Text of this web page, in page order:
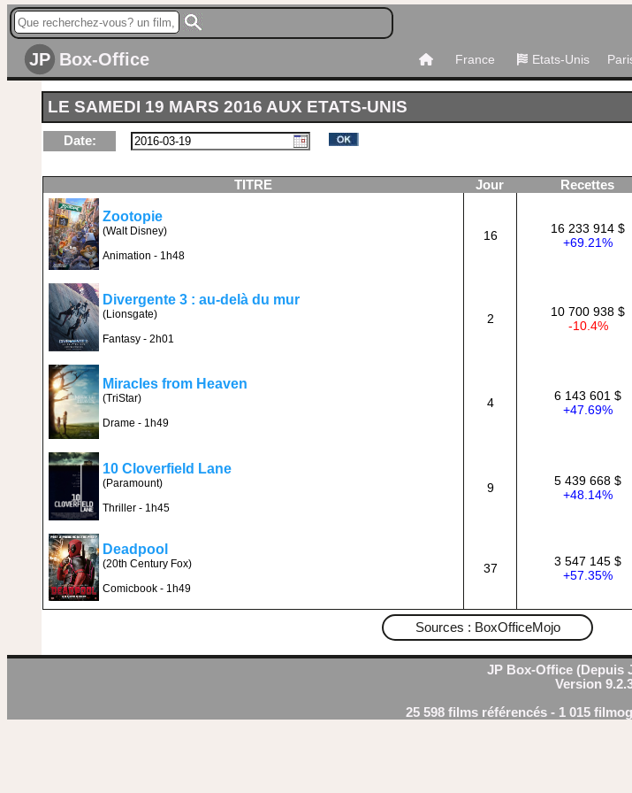
JP Box-Office France Etats-Unis
LE SAMEDI 19 MARS 2016 AUX ETATS-UNIS
Date:
TITRE Jour Recettes
Zootopie
(Walt Disney)
Animation - 1h48
16
16 233 914 $
+69.21%
Divergente 3 : au-delà du mur
(Lionsgate)
Fantasy - 2h01
2
10 700 938 $
-10.4%
Miracles from Heaven
(TriStar)
Drame - 1h49
4
6 143 601 $
+47.69%
10 Cloverfield Lane
(Paramount)
Thriller - 1h45
9
5 439 668 $
+48.14%
Deadpool
(20th Century Fox)
Comicbook - 1h49
37
3 547 145 $
+57.35%
Sources : BoxOfficeMojo
JP Box-Office (Depuis
Version
25 598 films référencés - 1 015